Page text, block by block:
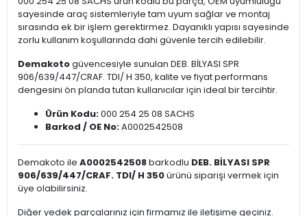
sayesinde araç sistemleriyle tam uyum sağlar ve montaj
sırasında ek bir işlem gerektirmez. Dayanıklı yapısı sayesinde
zorlu kullanım koşullarında dahi güvenle tercih edilebilir.
Demakotogüvencesiyle sunulan DEB. BİLYASI SPR
906/639/447/CRAF. TDI/ H 350, kalite ve fiyat performans
dengesini ön planda tutan kullanıcılar için ideal bir tercihtir.
Ürün Kodu:000 254 25 08 SACHS
Barkod / OE No:A0002542508
Demakoto ile A0002542508barkodlu DEB. BİLYASI SPR
906/639/447/CRAF. TDI/ H 350ürünü siparişi vermek için
üye olabilirsiniz.
Diğer yedek parçalarınız için firmamız ile iletişime geçiniz.